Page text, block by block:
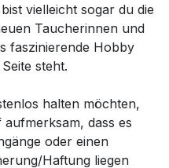
vielleicht sogar du die
Taucherinnen und
faszinierende Hobby
steht.
halten möchten,
dass es
oder einen
Haftung liegen